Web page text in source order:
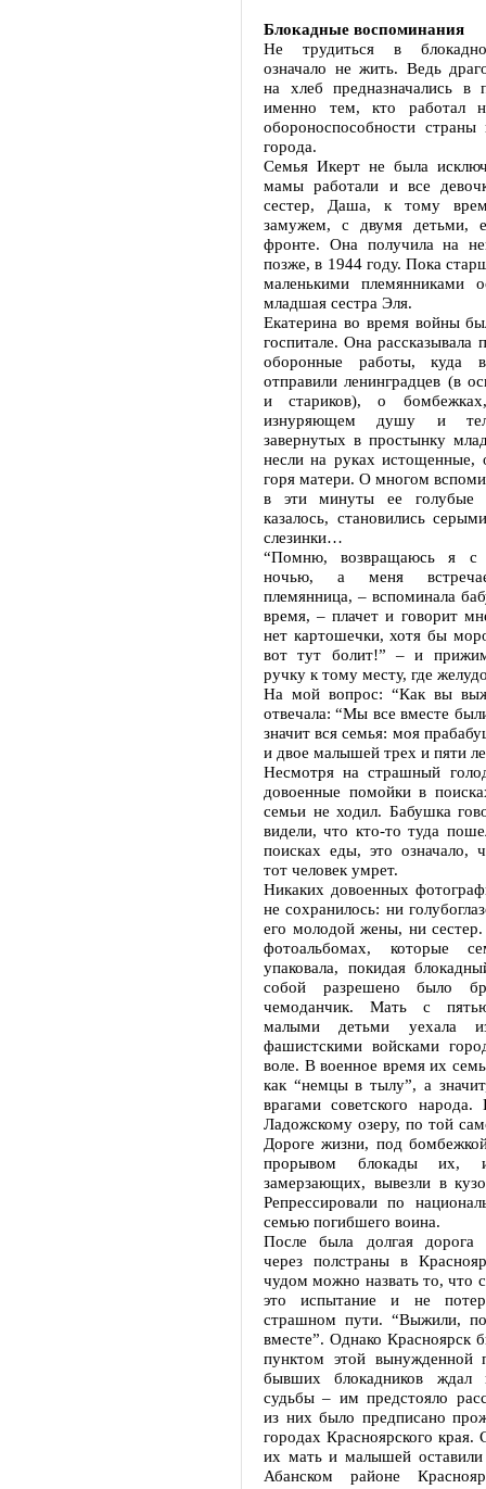
Блокадные воспоминания
Не трудиться в
означало не жить. Ведь
на хлеб предназначались в
именно тем, кто работал
обороноспособности
города.
Семья Икерт не была
мамы работали и все
сестер, Даша, к тому
замужем, с двумя детьми,
фронте. Она получила на
позже, в 1944 году. Пока
маленькими племянниками
младшая сестра Эля.
Екатерина во время войны
госпитале. Она рассказывала
оборонные работы, куда
отправили ленинградцев (в
и стариков), о
изнуряющем душу и
завернутых в простынку
несли на руках истощенные,
горя матери. О многом
в эти минуты ее голубые
казалось, становились
слезинки…
“Помню, возвращаюсь я с
ночью, а меня
племянница, – вспоминала
время, – плачет и говорит
нет картошечки, хотя бы
вот тут болит!” – и
ручку к тому месту, где
На мой вопрос: “Как вы
отвечала: “Мы все вместе
значит вся семья: моя
и двое малышей трех и пяти
Несмотря на страшный
довоенные помойки в
семьи не ходил. Бабушка
видели, что кто-то туда
поисках еды, это означало,
тот человек умрет.
Никаких довоенных
не сохранилось: ни
его молодой жены, ни
фотоальбомах, которые
упаковала, покидая
собой разрешено было
чемоданчик. Мать с
малыми детьми уехала
фашистскими войсками
воле. В военное время их
как “немцы в тылу”, а
врагами советского
Ладожскому озеру, по той
Дороге жизни, под
прорывом блокады их,
замерзающих, вывезли в
Репрессировали по
семью погибшего воина.
После была долгая дорога
через полстраны в
чудом можно назвать то, что
это испытание и не
страшном пути. “Выжили,
вместе”. Однако Красноярск
пунктом этой вынужденной
бывших блокадников ждал
судьбы – им предстояло
из них было предписано
городах Красноярского края.
их мать и малышей оставили
Абанском районе